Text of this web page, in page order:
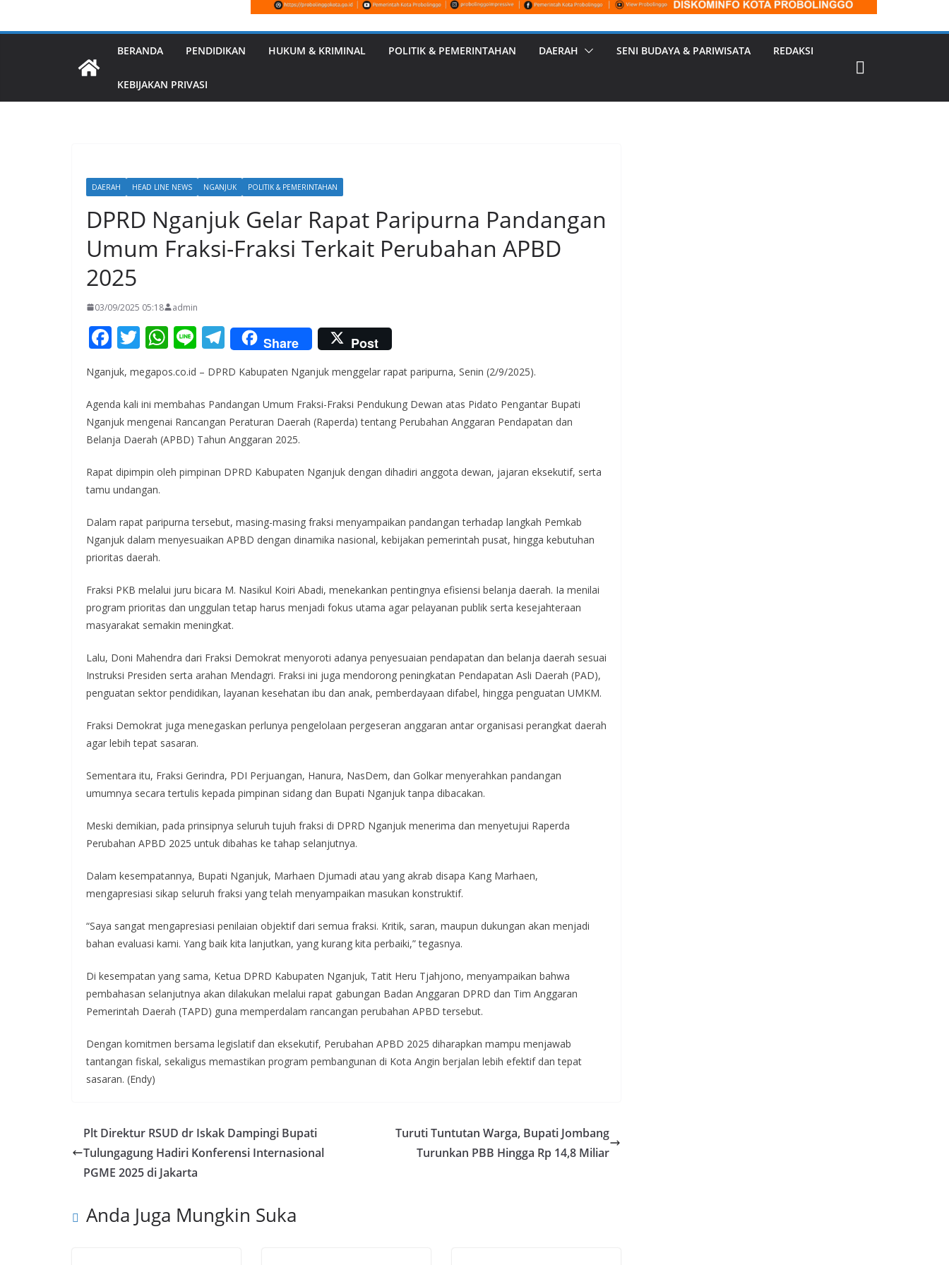
BERANDA PENDIDIKAN HUKUM & KRIMINAL POLITIK & PEMERINTAHAN DAERAH SENI BUDAYA & PARIWISATA REDAKSI
KEBIJAKAN PRIVASI
DAERAH HEAD LINE NEWS NGANJUK POLITIK & PEMERINTAHAN
DPRD Nganjuk Gelar Rapat Paripurna Pandangan
Umum Fraksi-Fraksi Terkait Perubahan APBD
2025
03/09/2025 05:18 admin
F
e
b
o
o
k
T
itt
er
W
at
s
A
p
p
Li
e
T
el
e
gr
a
m
Share Post
Nganjuk, megapos.co.id – DPRD Kabupaten Nganjuk menggelar rapat paripurna, Senin (2/9/2025).
Agenda kali ini membahas Pandangan Umum Fraksi-Fraksi Pendukung Dewan atas Pidato Pengantar Bupati
Nganjuk mengenai Rancangan Peraturan Daerah (Raperda) tentang Perubahan Anggaran Pendapatan dan
Belanja Daerah (APBD) Tahun Anggaran 2025.
Rapat dipimpin oleh pimpinan DPRD Kabupaten Nganjuk dengan dihadiri anggota dewan, jajaran eksekutif, serta
tamu undangan.
Dalam rapat paripurna tersebut, masing-masing fraksi menyampaikan pandangan terhadap langkah Pemkab
Nganjuk dalam menyesuaikan APBD dengan dinamika nasional, kebijakan pemerintah pusat, hingga kebutuhan
prioritas daerah.
Fraksi PKB melalui juru bicara M. Nasikul Koiri Abadi, menekankan pentingnya efisiensi belanja daerah. Ia menilai
program prioritas dan unggulan tetap harus menjadi fokus utama agar pelayanan publik serta kesejahteraan
masyarakat semakin meningkat.
Lalu, Doni Mahendra dari Fraksi Demokrat menyoroti adanya penyesuaian pendapatan dan belanja daerah sesuai
Instruksi Presiden serta arahan Mendagri. Fraksi ini juga mendorong peningkatan Pendapatan Asli Daerah (PAD),
penguatan sektor pendidikan, layanan kesehatan ibu dan anak, pemberdayaan difabel, hingga penguatan UMKM.
Fraksi Demokrat juga menegaskan perlunya pengelolaan pergeseran anggaran antar organisasi perangkat daerah
agar lebih tepat sasaran.
Sementara itu, Fraksi Gerindra, PDI Perjuangan, Hanura, NasDem, dan Golkar menyerahkan pandangan
umumnya secara tertulis kepada pimpinan sidang dan Bupati Nganjuk tanpa dibacakan.
Meski demikian, pada prinsipnya seluruh tujuh fraksi di DPRD Nganjuk menerima dan menyetujui Raperda
Perubahan APBD 2025 untuk dibahas ke tahap selanjutnya.
Dalam kesempatannya, Bupati Nganjuk, Marhaen Djumadi atau yang akrab disapa Kang Marhaen,
mengapresiasi sikap seluruh fraksi yang telah menyampaikan masukan konstruktif.
“Saya sangat mengapresiasi penilaian objektif dari semua fraksi. Kritik, saran, maupun dukungan akan menjadi
bahan evaluasi kami. Yang baik kita lanjutkan, yang kurang kita perbaiki,” tegasnya.
Di kesempatan yang sama, Ketua DPRD Kabupaten Nganjuk, Tatit Heru Tjahjono, menyampaikan bahwa
pembahasan selanjutnya akan dilakukan melalui rapat gabungan Badan Anggaran DPRD dan Tim Anggaran
Pemerintah Daerah (TAPD) guna memperdalam rancangan perubahan APBD tersebut.
Dengan komitmen bersama legislatif dan eksekutif, Perubahan APBD 2025 diharapkan mampu menjawab
tantangan fiskal, sekaligus memastikan program pembangunan di Kota Angin berjalan lebih efektif dan tepat
sasaran. (Endy)
Plt Direktur RSUD dr Iskak Dampingi Bupati
Tulungagung Hadiri Konferensi Internasional
PGME 2025 di Jakarta
Turuti Tuntutan Warga, Bupati Jombang
Turunkan PBB Hingga Rp 14,8 Miliar
Anda Juga Mungkin Suka